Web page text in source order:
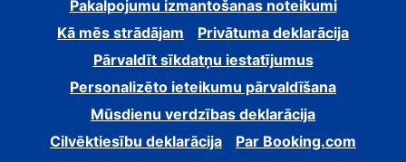
Pakalpojumu izmantošanas noteikumi
Kā mēs strādājam
Privātuma deklarācija
Pārvaldīt sīkdatņu iestatījumus
Personalizēto ieteikumu pārvaldīšana
Mūsdienu verdzības deklarācija
Cilvēktiesību deklarācija
Par Booking.com